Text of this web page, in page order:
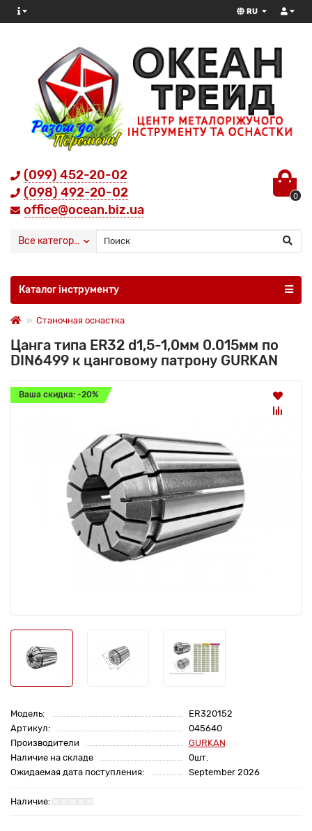
RU
(099) 452-20-02
(098) 492-20-02
office@ocean.biz.ua
0
Все категории
Каталог інструменту
Станочная оснастка
Цанга типа ER32 d1,5-1,0мм 0.015мм по
DIN6499 к цанговому патрону GURKAN
Ваша скидка: -20%
Модель:
ER320152
Артикул:
045640
Производители
GURKAN
Наличие на складе
0шт.
Ожидаемая дата поступления:
September 2026